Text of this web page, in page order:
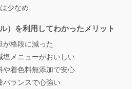
少なめ
）を利用してわかったメリット
が格段に減った
塩メニューがおいしい
や着色料無添加で安心
バランスで心強い